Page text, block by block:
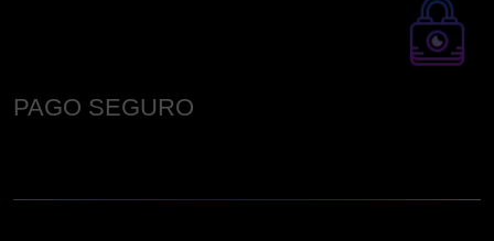
PAGO SEGURO